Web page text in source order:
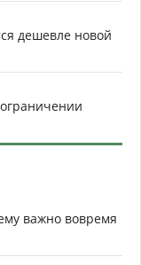
дешевле новой
важно вовремя